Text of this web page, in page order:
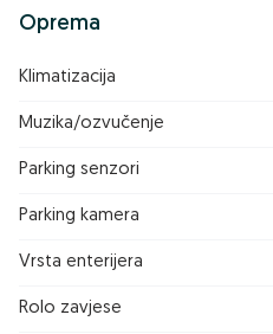
Oprema
Klimatizacija
Muzika/ozvučenje
Parking senzori
Parking kamera
Vrsta enterijera
Rolo zavjese